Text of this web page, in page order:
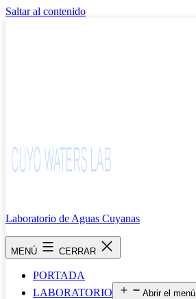
Saltar al contenido
Laboratorio de Aguas Cuyanas
MENÚ CERRAR
PORTADA
LABORATORIO
Abrir el menú